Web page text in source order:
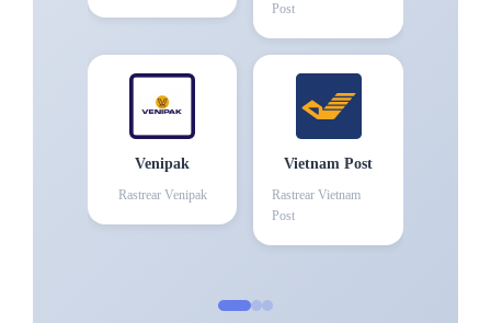
Post
Venipak
Rastrear Venipak
Vietnam Post
Rastrear Vietnam
Post